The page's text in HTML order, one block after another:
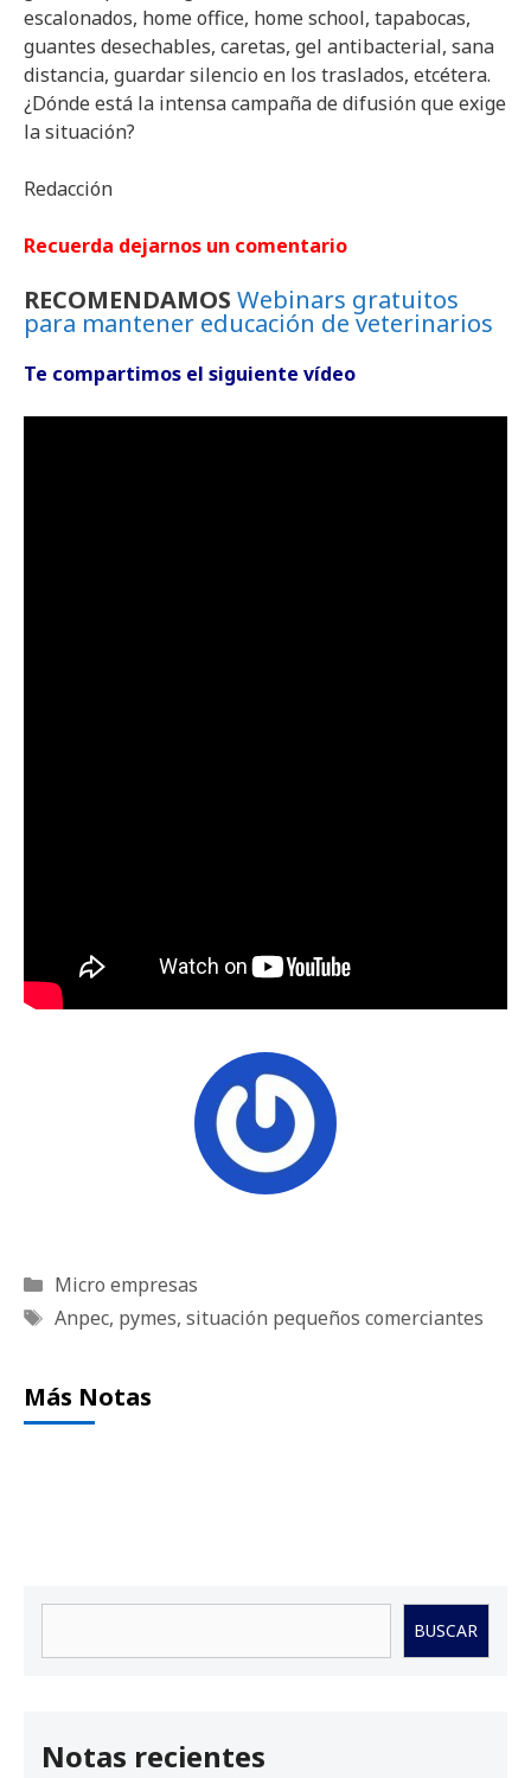
escalonados, home office, home school, tapabocas,
guantes desechables, caretas, gel antibacterial, sana
distancia, guardar silencio en los traslados, etcétera.
¿Dónde está la intensa campaña de difusión que exige
la situación?
Redacción
Recuerda dejarnos un comentario
RECOMENDAMOS Webinars gratuitos
para mantener educación de veterinarios
Te compartimos el siguiente vídeo
Categorías
Micro empresas
Etiquetas
Anpec, pymes, situación pequeños comerciantes
Más Notas
BUSCAR
Notas recientes